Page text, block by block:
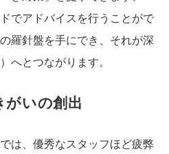
でアドバイスを行うことがで
羅針盤を手にでき、それが深
へとつながります。
がいの創出
は、優秀なスタッフほど疲弊